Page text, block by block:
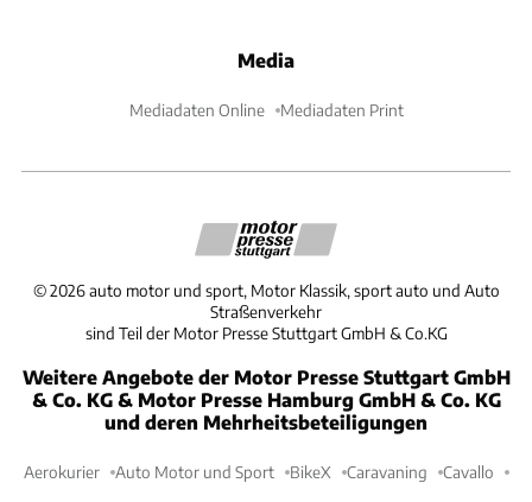
Media
Mediadaten Online Mediadaten Print
©2026 auto motor und sport, Motor Klassik, sport auto und Auto
Straßenverkehr
sind Teil der Motor Presse Stuttgart GmbH & Co.KG
Weitere Angebote der Motor Presse Stuttgart GmbH
& Co. KG & Motor Presse Hamburg GmbH & Co. KG
und deren Mehrheitsbeteiligungen
Aerokurier Auto Motor und Sport BikeX Caravaning Cavallo